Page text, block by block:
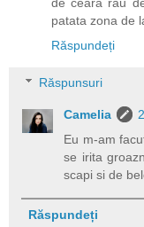
de ceara rau
patata zona de
Răspundeți
Răspunsuri
Camelia
Eu m-am
se irita
scapi si de
Răspundeți